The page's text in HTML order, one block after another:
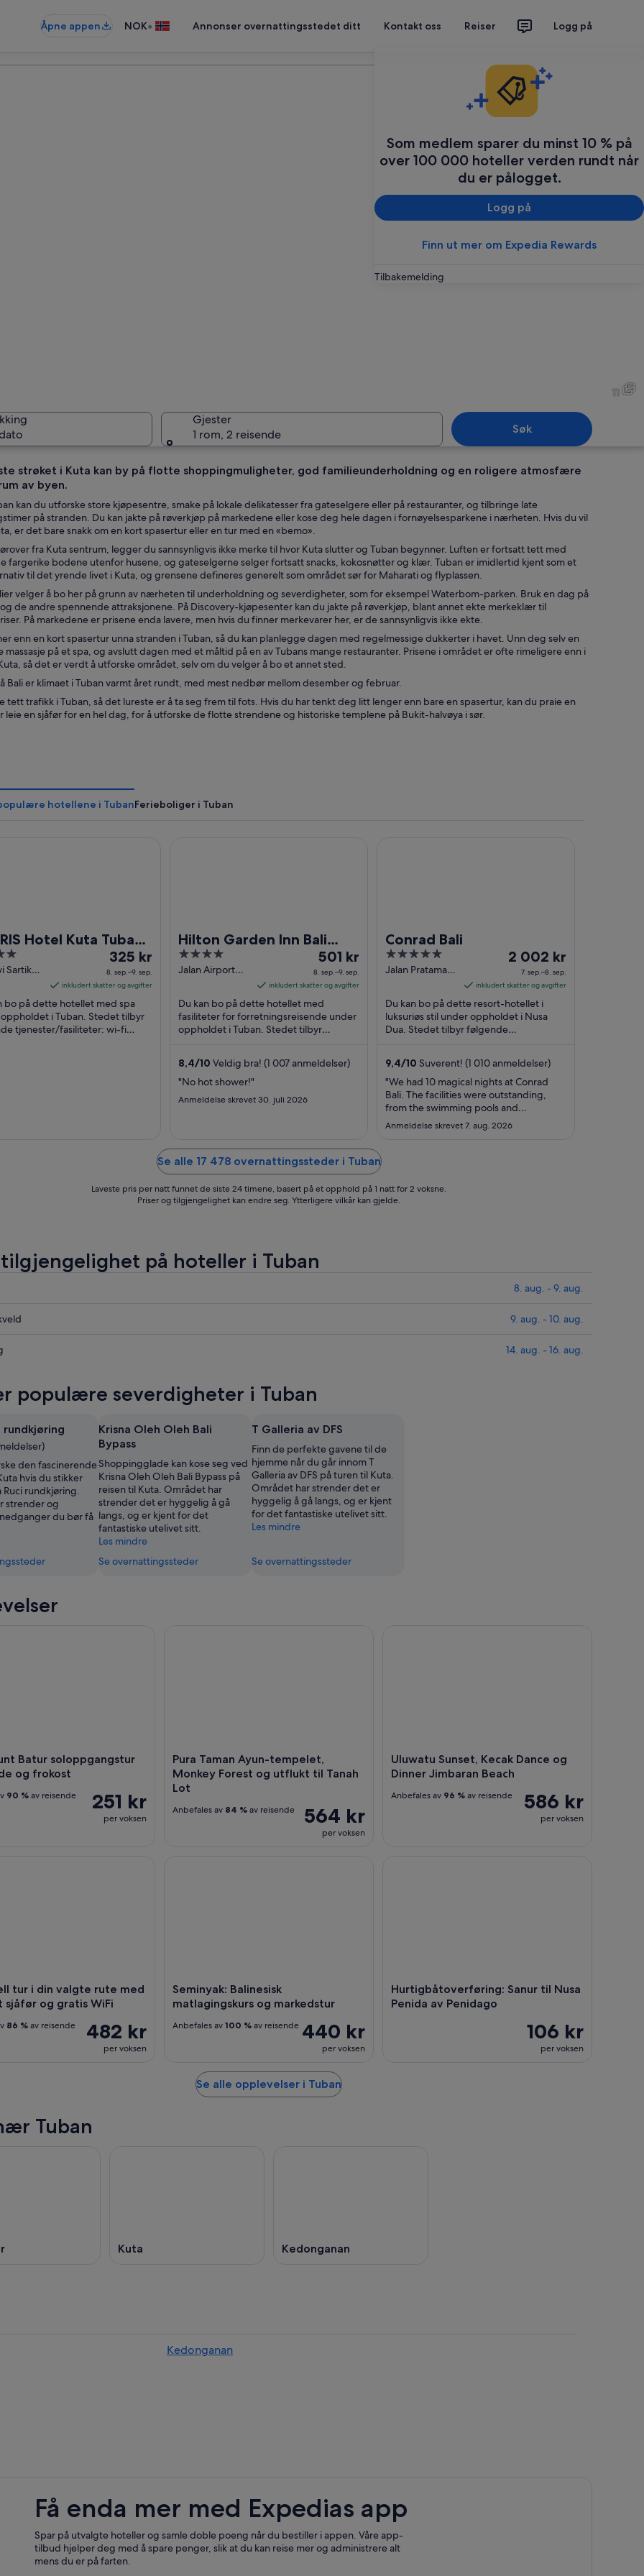
Åpne appen NOK• Annonser overnattingsstedet ditt Kontakt oss Reiser Logg på
Som medlem sparer du minst 10 % på
over 100 000 hoteller verden rundt når
du er pålogget.
Logg på
Finn ut mer om Expedia Rewards
Tilbakemelding
11
Gjester
1 rom, 2 reisende
Søk
strøket i Kuta kan by på flotte shoppingmuligheter, god familieunderholdning og en roligere atmosfære
av byen.
kan du utforske store kjøpesentre, smake på lokale delikatesser fra gateselgere eller på restauranter, og tilbringe late
på stranden. Du kan jakte på røverkjøp på markedene eller kose deg hele dagen i fornøyelsesparkene i nærheten. Hvis du vil
er det bare snakk om en kort spasertur eller en tur med en «bemo».
fra Kuta sentrum, legger du sannsynligvis ikke merke til hvor Kuta slutter og Tuban begynner. Luften er fortsatt tett med
fargerike bodene utenfor husene, og gateselgerne selger fortsatt snacks, kokosnøtter og klær. Tuban er imidlertid kjent som et
til det yrende livet i Kuta, og grensene defineres generelt som området sør for Maharati og flyplassen.
velger å bo her på grunn av nærheten til underholdning og severdigheter, som for eksempel Waterbom-parken. Bruk en dag på
de andre spennende attraksjonene. På Discovery-kjøpesenter kan du jakte på røverkjøp, blant annet ekte merkeklær til
På markedene er prisene enda lavere, men hvis du finner merkevarer her, er de sannsynligvis ikke ekte.
enn en kort spasertur unna stranden i Tuban, så du kan planlegge dagen med regelmessige dukkerter i havet. Unn deg selv en
massasje på et spa, og avslutt dagen med et måltid på en av Tubans mange restauranter. Prisene i området er ofte rimeligere enn i
så det er verdt å utforske området, selv om du velger å bo et annet sted.
Bali er klimaet i Tuban varmt året rundt, med mest nedbør mellom desember og februar.
tett trafikk i Tuban, så det lureste er å ta seg frem til fots. Hvis du har tenkt deg litt lenger enn bare en spasertur, kan du praie en
leie en sjåfør for en hel dag, for å utforske de flotte strendene og historiske templene på Bukit-halvøya i sør.
hotellene i TubanFerieboliger i Tuban
Hotel Kuta Tuban
Sartika
Prisen
er
325 kr
per
natt
fra
325 kr
8. sep.–9. sep.
inkludert skatter og avgifter
bo på dette hotellet med spa
i Tuban. Stedet tilbyr
tjenester/fasiliteter: wi-fi
Hilton Garden Inn Bali
Ngurah Rai Airport
4
out
5
Jalan Airport
Bali
Prisen
er
501 kr
per
natt
fra
sep.
501 kr
8. sep.–9. sep.
inkludert skatter og avgifter
Du kan bo på dette hotellet med
fasiliteter for forretningsreisende under
oppholdet i Tuban. Stedet tilbyr
8,4/10 Veldig bra! (1 007 anmeldelser)
"No hot shower!"
Anmeldelse skrevet 30. juli 2026
Conrad Bali
5
out
5
Jalan Pratama
Prisen
2 002 kr
per
natt
fra
sep.
til
8.
sep.
2 002 kr
7. sep.–8. sep.
inkludert skatter og avgifter
Du kan bo på dette resort-hotellet i
luksuriøs stil under oppholdet i Nusa
Dua. Stedet tilbyr følgende
9,4/10 Suverent! (1 010 anmeldelser)
"We had 10 magical nights at Conrad
Bali. The facilities were outstanding,
from the swimming pools and
sunbathing areas to the bars and
restaurants, the quality of the food, the
were beautiful, and ..."
Anmeldelse skrevet 7. aug. 2026
Se alle 17 478 overnattingssteder i Tuban
Laveste pris per natt funnet de siste 24 timene, basert på et opphold på 1 natt for 2 voksne.
Priser og tilgjengelighet kan endre seg. Ytterligere vilkår kan gjelde.
på hoteller i Tuban
8. aug. - 9. aug.
9. aug. - 10. aug.
14. aug. - 16. aug.
populære severdigheter i Tuban
rundkjøring
den fascinerende
hvis du stikker
Ruci rundkjøring.
strender og
du bør få
Krisna Oleh Oleh Bali
Bypass
Shoppingglade kan kose seg ved
Krisna Oleh Oleh Bali Bypass på
reisen til Kuta. Området har
strender det er hyggelig å gå
langs, og er kjent for det
fantastiske utelivet sitt.
Les mindre
Se overnattingssteder
T Galleria av DFS
Finn de perfekte gavene til de
hjemme når du går innom T
Galleria av DFS på turen til Kuta.
Området har strender det er
hyggelig å gå langs, og er kjent
for det fantastiske utelivet sitt.
Les mindre
Se overnattingssteder
Batur soloppgangstur
og frokost
251 kr
per voksen
90 % av reisende
Pura Taman Ayun-tempelet,
Monkey Forest og utflukt til Tanah
Lot
564 kr
per voksen
Anbefales av 84 % av reisende
Uluwatu Sunset, Kecak Dance og
Dinner Jimbaran Beach
586 kr
per voksen
Anbefales av 96 % av reisende
tur i din valgte rute med
sjåfør og gratis WiFi
482 kr
per voksen
86 % av reisende
Seminyak: Balinesisk
matlagingskurs og markedstur
440 kr
per voksen
Anbefales av 100 % av reisende
Hurtigbåtoverføring: Sanur til Nusa
Penida av Penidago
106 kr
per voksen
Se alle opplevelser i Tuban
Tuban
Kuta Kedonganan
Kedonganan
Få enda mer med Expedias app
Spar på utvalgte hoteller og samle doble poeng når du bestiller i appen. Våre app-
tilbud hjelper deg med å spare penger, slik at du kan reise mer og administrere alt
mens du er på farten.